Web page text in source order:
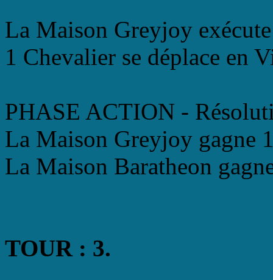
La Maison Greyjoy
1 Chevalier se déplace en
PHASE ACTION -
La Maison Greyjoy gagne
La Maison Baratheon
TOUR : 3.